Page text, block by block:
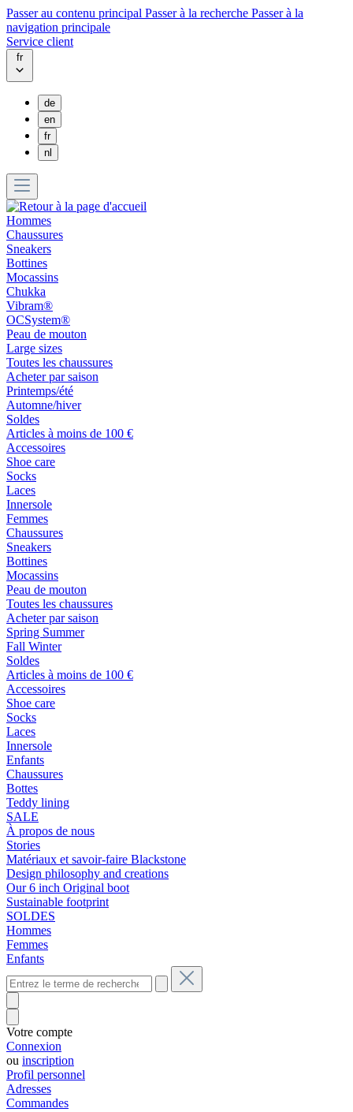
Passer au contenu principal Passer à la recherche Passer à la
navigation principale
Service client
fr
de
en
fr
nl
Hommes
Chaussures
Sneakers
Bottines
Mocassins
Chukka
Vibram®
OCSystem®
Peau de mouton
Large sizes
Toutes les chaussures
Acheter par saison
Printemps/été
Automne/hiver
Soldes
Articles à moins de 100 €
Accessoires
Shoe care
Socks
Laces
Innersole
Femmes
Chaussures
Sneakers
Bottines
Mocassins
Peau de mouton
Toutes les chaussures
Acheter par saison
Spring Summer
Fall Winter
Soldes
Articles à moins de 100 €
Accessoires
Shoe care
Socks
Laces
Innersole
Enfants
Chaussures
Bottes
Teddy lining
SALE
À propos de nous
Stories
Matériaux et savoir-faire Blackstone
Design philosophy and creations
Our 6 inch Original boot
Sustainable footprint
SOLDES
Hommes
Femmes
Enfants
Votre compte
Connexion
ou inscription
Profil personnel
Adresses
Commandes